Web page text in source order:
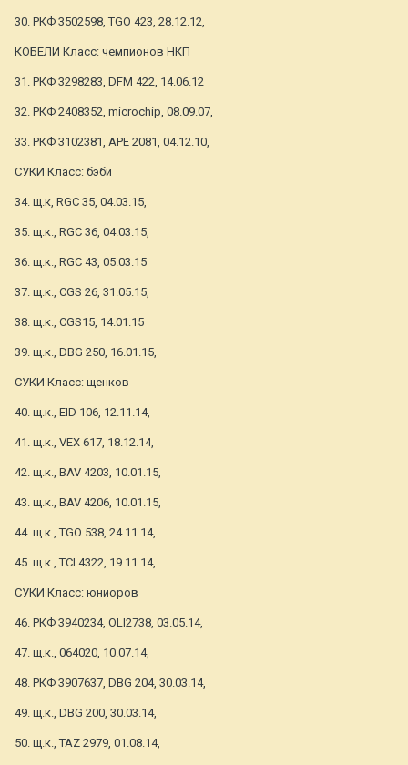
30. РКФ 3502598, TGO 423, 28.12.12,
КОБЕЛИ Класс: чемпионов НКП
31. РКФ 3298283, DFM 422, 14.06.12
32. РКФ 2408352, microchip, 08.09.07,
33. РКФ 3102381, АРЕ 2081, 04.12.10,
СУКИ Класс: бэби
34. щ.к, RGC 35, 04.03.15,
35. щ.к., RGC 36, 04.03.15,
36. щ.к., RGC 43, 05.03.15
37. щ.к., CGS 26, 31.05.15,
38. щ.к., CGS15, 14.01.15
39. щ.к., DBG 250, 16.01.15,
СУКИ Класс: щенков
40. щ.к., EID 106, 12.11.14,
41. щ.к., VEX 617, 18.12.14,
42. щ.к., BAV 4203, 10.01.15,
43. щ.к., BAV 4206, 10.01.15,
44. щ.к., TGO 538, 24.11.14,
45. щ.к., TCI 4322, 19.11.14,
СУКИ Класс: юниоров
46. РКФ 3940234, OLI2738, 03.05.14,
47. щ.к., 064020, 10.07.14,
48. РКФ 3907637, DBG 204, 30.03.14,
49. щ.к., DBG 200, 30.03.14,
50. щ.к., TAZ 2979, 01.08.14,